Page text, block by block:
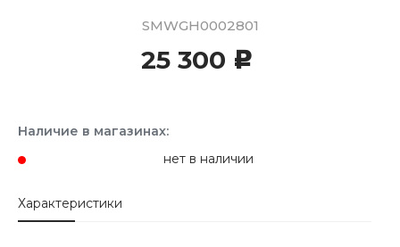
SMWGH0002801
25 300 c
Наличие в магазинах:
нет в наличии
Характеристики